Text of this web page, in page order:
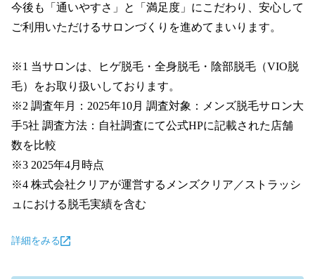
今後も「通いやすさ」と「満足度」にこだわり、安心して
ご利用いただけるサロンづくりを進めてまいります。
※1 当サロンは、ヒゲ脱毛・全身脱毛・陰部脱毛（VIO脱
毛）をお取り扱いしております。
※2 調査年月：2025年10月 調査対象：メンズ脱毛サロン大
手5社 調査方法：自社調査にて公式HPに記載された店舗
数を比較
※3 2025年4月時点
※4 株式会社クリアが運営するメンズクリア／ストラッシ
ュにおける脱毛実績を含む
詳細をみる